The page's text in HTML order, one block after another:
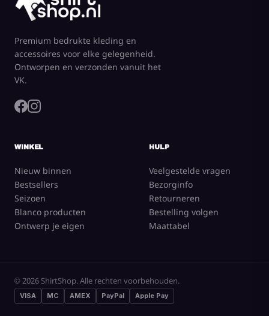
Premium bedrukte kleding en
accessoires voor elke gelegenheid.
Ontworpen en verzonden vanuit het
VK.
WINKEL
Nieuw binnen
Bestsellers
Seizoen
Blanco producten
Ontwerp je eigen
HULP
Veelgestelde vragen
Bezorginfo
Retourneren
Bestelling volgen
Maattabel
© 2026 ShirtShop. Alle rechten voorbehouden.
VISA MC AMEX PayPal Apple Pay